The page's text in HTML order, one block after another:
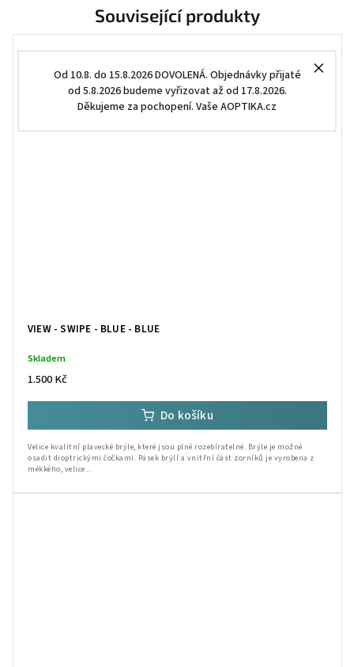
Od 10.8. do 15.8.2026 DOVOLENÁ. Objednávky přijaté
od 5.8.2026 budeme vyřizovat až od 17.8.2026.
Děkujeme za pochopení. Vaše AOPTIKA.cz
Související produkty
VIEW - SWIPE - BLUE - BLUE
Skladem
1.500 Kč
Do košíku
Velice kvalitní plavecké brýle, které jsou plně rozebíratelné. Brýle je možné
osadit dioptrickými čočkami. Pásek brýlí a vnitřní část zorníků je vyrobena z
měkkého, velice...